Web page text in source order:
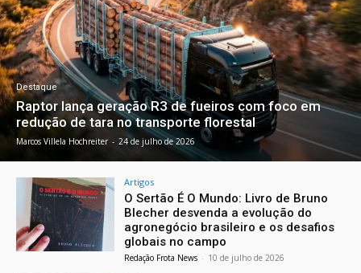
Destaque
Raptor lança geração R3 de fueiros com foco em
redução de tara no transporte florestal
Marcos Villela Hochreiter - 24 de julho de 2026
Artigos
O Sertão É O Mundo: Livro de Bruno
Blecher desvenda a evolução do
agronegócio brasileiro e os desafios
globais no campo
Redação Frota News - 10 de julho de 2026